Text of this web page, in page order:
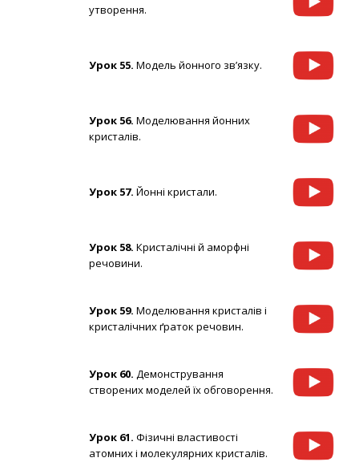
утворення.
Урок 55. Модель йонного зв’язку.
Урок 56. Моделювання йонних
кристалів.
Урок 57. Йонні кристали.
Урок 58. Кристалічні й аморфні
речовини.
Урок 59. Моделювання кристалів і
кристалічних ґраток речовин.
Урок 60. Демонстрування
створених моделей їх обговорення.
Урок 61. Фізичні властивості
атомних і молекулярних кристалів.